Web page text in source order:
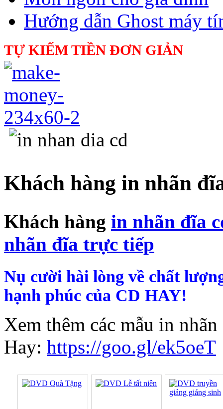
Hướng dẫn Ghost máy
TỰ KIẾM TIỀN ĐƠN GIẢN
Khách hàng in nhãn
Khách hàng in nhãn đĩa
nhãn đĩa trực tiếp
Nụ cười hài lòng về chất
hạnh phúc của CD HAY!
Xem thêm các mẫu in
Hay: https://goo.gl/ek5oeT